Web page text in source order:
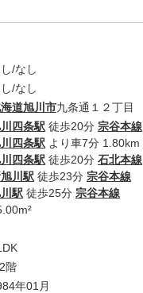
/なし
/なし
道旭川市九条通１２丁目
四条駅 徒歩20分 宗谷本線
四条駅 より車7分 1.80km
四条駅 徒歩20分 石北本線
川駅 徒歩23分 宗谷本線
駅 徒歩25分 宗谷本線
階
年01月